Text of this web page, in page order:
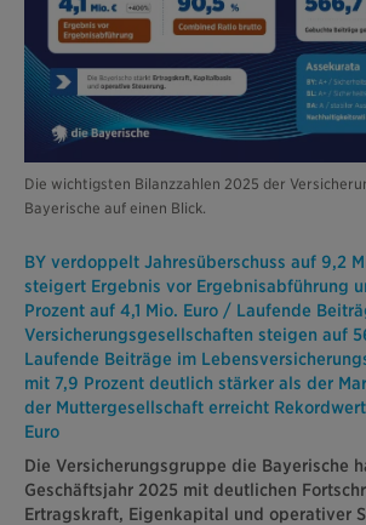
Die wichtigsten Bilanzzahlen 2025 der
Bayerische auf einen Blick.
BY verdoppelt Jahresüberschuss auf 9,2
steigert Ergebnis vor Ergebnisabführung
Prozent auf 4,1 Mio. Euro / Laufende
Versicherungsgesellschaften steigen auf
Laufende Beiträge im
mit 7,9 Prozent deutlich stärker als der
der Muttergesellschaft erreicht
Euro
Die Versicherungsgruppe die Bayerische
Geschäftsjahr 2025 mit deutlichen
Ertragskraft, Eigenkapital und operativer